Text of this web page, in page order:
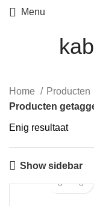
Menu
Home
Producten
Producten
Enig resultaat
Show sidebar